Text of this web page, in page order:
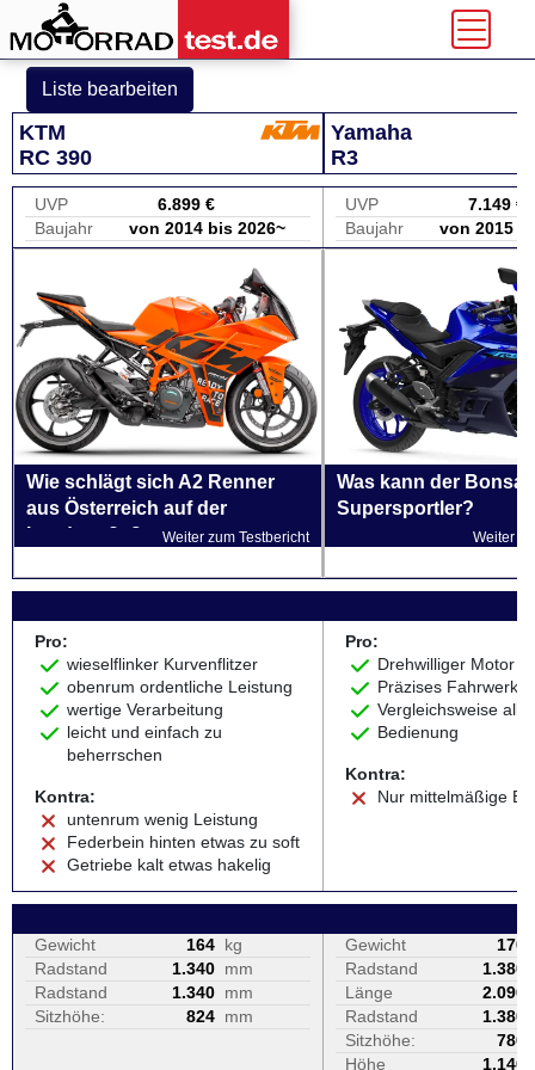
Liste bearbeiten
KTM
RC 390
Yamaha
R3
UVP
6.899 €
Baujahr
von 2014 bis 2026~
UVP
7.149 €
Baujahr
von 2015
Wie schlägt sich A2 Renner
aus Österreich auf der
Landstraße?
Weiter zum Testbericht
Was kann der Bonsai-
Supersportler?
Weiter
Pro:
wieselflinker Kurvenflitzer
obenrum ordentliche Leistung
wertige Verarbeitung
leicht und einfach zu
beherrschen
Kontra:
untenrum wenig Leistung
Federbein hinten etwas zu soft
Getriebe kalt etwas hakelig
Pro:
Drehwilliger Motor
Präzises Fahrwerk
Vergleichsweise
Bedienung
Kontra:
Nur mittelmäßige
Gewicht 164 kg
Radstand
1.340 mm
Radstand
1.340 mm
Sitzhöhe:
824 mm
Gewicht
170
Radstand
1.380
Länge
2.090
Radstand
1.380
Sitzhöhe:
780
Höhe
1.140